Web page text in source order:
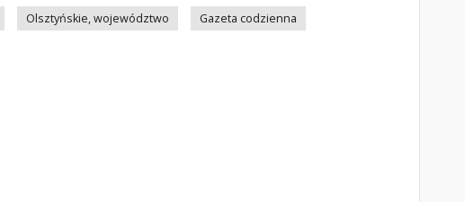
Olsztyńskie, województwo Gazeta codzienna